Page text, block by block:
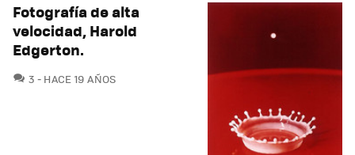
Fotografía de alta
velocidad, Harold
Edgerton.
3 COMENTARIOS
HACE 19 AÑOS